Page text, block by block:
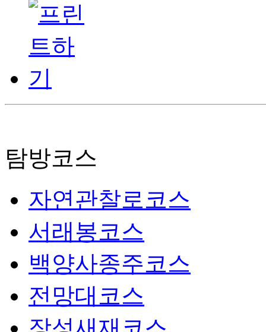
탐방코스
자연관찰로코스
서래봉코스
백양사종주코스
전망대코스